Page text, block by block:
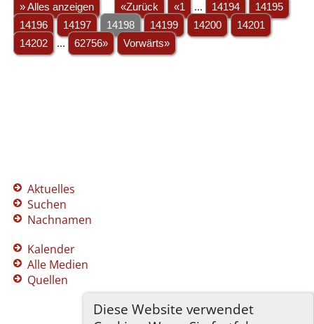
Diese Website verwendet
» Alles anzeigen «Zurück «1 ... 14194
14195
14196
14197 14198 14199 14200
14201
14202
... 62756» Vorwärts»
Aktuelles
Suchen
Nachnamen
Kalender
Alle Medien
Quellen